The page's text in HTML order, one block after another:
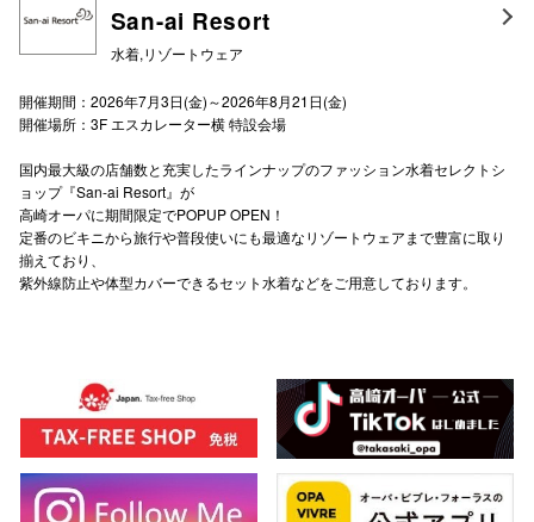
San-ai Resort
水着,リゾートウェア
開催期間：2026年7月3日(金)～2026年8月21日(金)
開催場所：3F エスカレーター横 特設会場
国内最大級の店舗数と充実したラインナップのファッション水着セレクトシ
ョップ『San-ai Resort』が
高崎オーパに期間限定でPOPUP OPEN！
定番のビキニから旅行や普段使いにも最適なリゾートウェアまで豊富に取り
揃えており、
紫外線防止や体型カバーできるセット水着などをご用意しております。